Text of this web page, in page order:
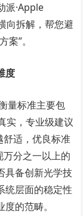
派·Apple
向拆解，帮您避
”。
度
量标准主要包
实，专业级建议
舒适，优良标准
分之一以上的
具备创新光学技
统层面的稳定性
的范畴。